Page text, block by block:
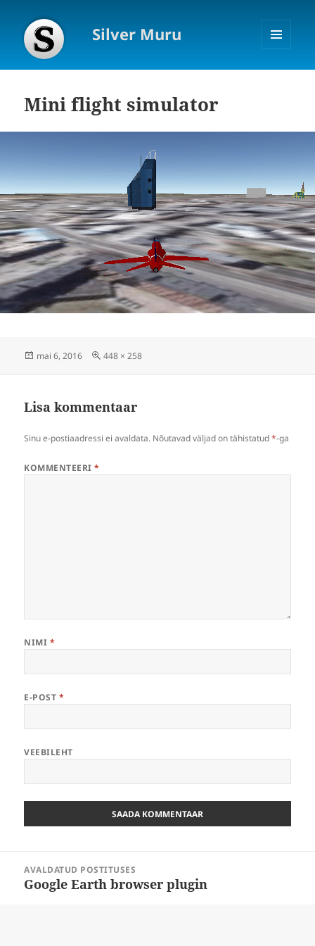
Silver Muru
JA
Mini flight simulator
Postitatud
mai 6, 2016 Täissuuruses
448 × 258
Lisa kommentaar
Sinu e-postiaadressi ei avaldata. Nõutavad väljad on tähistatud*-ga
KOMMENTEERI*
NIMI *
E-POST *
VEEBILEHT
AVALDATUD POSTITUSES
Google Earth browser plugin